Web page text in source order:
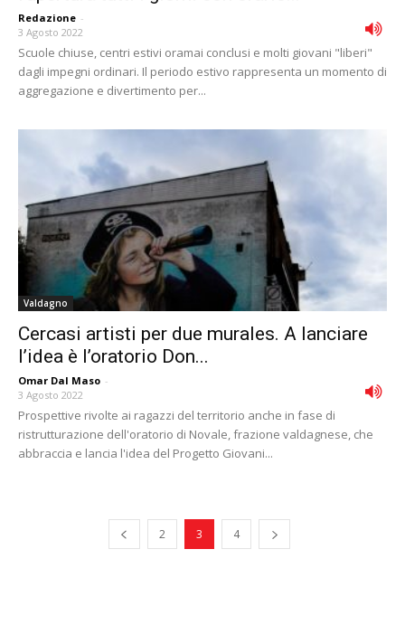
Redazione -
3 Agosto 2022
Scuole chiuse, centri estivi oramai conclusi e molti giovani "liberi"
dagli impegni ordinari. Il periodo estivo rappresenta un momento di
aggregazione e divertimento per...
Valdagno
Cercasi artisti per due murales. A lanciare
l’idea è l’oratorio Don...
Omar Dal Maso -
3 Agosto 2022
Prospettive rivolte ai ragazzi del territorio anche in fase di
ristrutturazione dell'oratorio di Novale, frazione valdagnese, che
abbraccia e lancia l'idea del Progetto Giovani...
2 3 4